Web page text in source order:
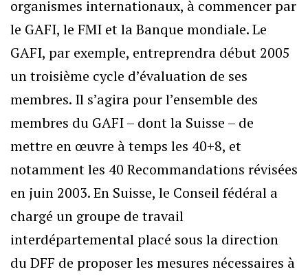
organismes internationaux, à commencer par
le GAFI, le FMI et la Banque mondiale. Le
GAFI, par exemple, entreprendra début 2005
un troisième cycle d’évaluation de ses
membres. Il s’agira pour l’ensemble des
membres du GAFI – dont la Suisse – de
mettre en œuvre à temps les 40+8, et
notamment les 40 Recommandations révisées
en juin 2003. En Suisse, le Conseil fédéral a
chargé un groupe de travail
interdépartemental placé sous la direction
du DFF de proposer les mesures nécessaires à